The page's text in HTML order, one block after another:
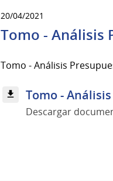
20/04/2021
Tomo - Análisis
Tomo - Análisis
Tomo -
Descargar